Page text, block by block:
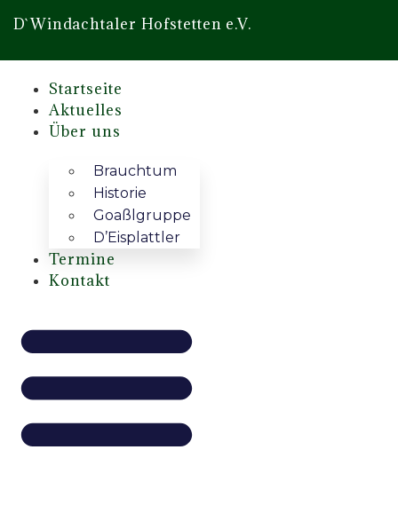
D`Windachtaler Hofstetten e.V.
Startseite
Aktuelles
Über uns
Brauchtum
Historie
Goaßlgruppe
D’Eisplattler
Termine
Kontakt